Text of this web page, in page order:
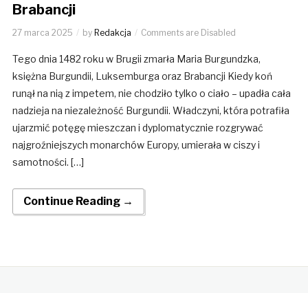
Brabancji
27 marca 2025 by Redakcja Comments are Disabled
Tego dnia 1482 roku w Brugii zmarła Maria Burgundzka,
księżna Burgundii, Luksemburga oraz Brabancji Kiedy koń
runął na nią z impetem, nie chodziło tylko o ciało – upadła cała
nadzieja na niezależność Burgundii. Władczyni, która potrafiła
ujarzmić potęgę mieszczan i dyplomatycznie rozgrywać
najgroźniejszych monarchów Europy, umierała w ciszy i
samotności. […]
Continue Reading →